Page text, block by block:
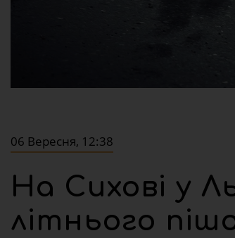
06 Вересня, 12:38
На Сихові у
літнього